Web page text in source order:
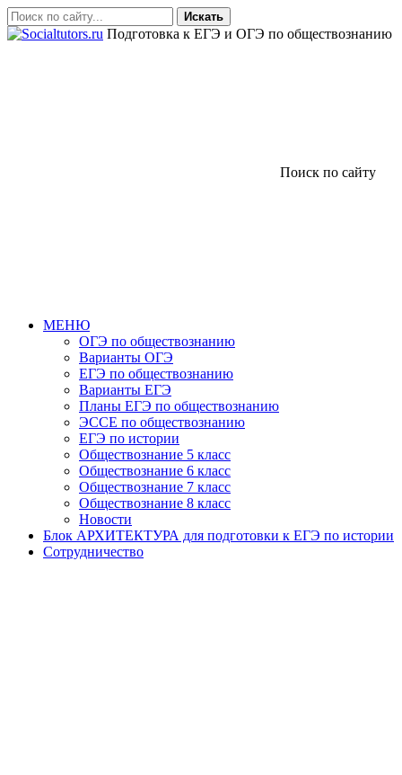
Искать
Подготовка к ЕГЭ и ОГЭ по обществознанию
Поиск по сайту
МЕНЮ
ОГЭ по обществознанию
Варианты ОГЭ
ЕГЭ по обществознанию
Варианты ЕГЭ
Планы ЕГЭ по обществознанию
ЭССЕ по обществознанию
ЕГЭ по истории
Обществознание 5 класс
Обществознание 6 класс
Обществознание 7 класс
Обществознание 8 класс
Новости
Блок АРХИТЕКТУРА для подготовки к ЕГЭ по истории
Сотрудничество